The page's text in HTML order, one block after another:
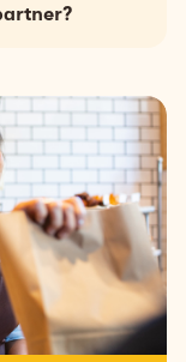
två gånger i